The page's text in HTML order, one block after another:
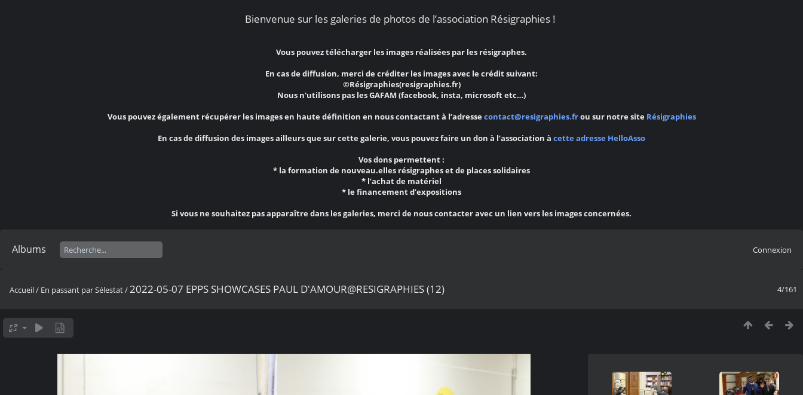
Bienvenue sur les galeries de photos de l’association Résigraphies !
Vous pouvez télécharger les images réalisées par les résigraphes.
En cas de diffusion, merci de créditer les images avec le crédit suivant:
©Résigraphies(resigraphies.fr)
Nous n'utilisons pas les GAFAM (facebook, insta, microsoft etc…)
Vous pouvez également récupérer les images en haute définition en nous contactant à l’adresse contact@resigraphies.frou sur notre site Résigraphies
En cas de diffusion des images ailleurs que sur cette galerie, vous pouvez faire un don à l’association à cette adresse HelloAsso
Vos dons permettent :
* la formation de nouveau.elles résigraphes et de places solidaires
* l’achat de matériel
* le financement d’expositions
Si vous ne souhaitez pas apparaître dans les galeries, merci de nous contacter avec un lien vers les images concernées.
Albums Connexion
4/161
Accueil/ En passant par Sélestat/ 2022-05-07 EPPS SHOWCASES PAUL D'AMOUR@RESIGRAPHIES (12)